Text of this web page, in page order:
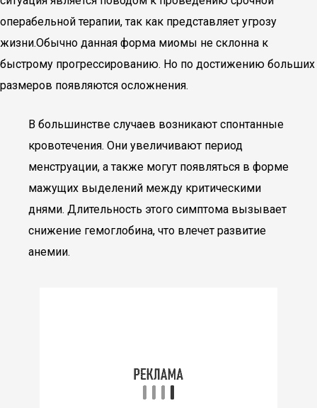
операбельной терапии, так как представляет угрозу
жизни.Обычно данная форма миомы не склонна к
быстрому прогрессированию. Но по достижению больших
размеров появляются осложнения.
В большинстве случаев возникают спонтанные
кровотечения. Они увеличивают период
менструации, а также могут появляться в форме
мажущих выделений между критическими
днями. Длительность этого симптома вызывает
снижение гемоглобина, что влечет развитие
анемии.